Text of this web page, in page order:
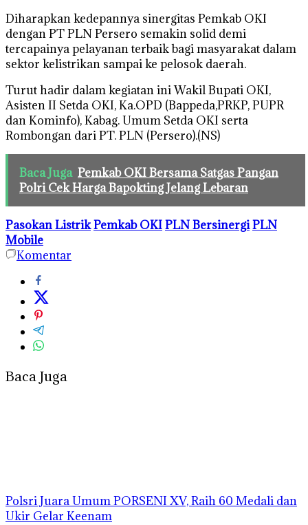
Diharapkan kedepannya sinergitas Pemkab OKI
dengan PT PLN Persero semakin solid demi
tercapainya pelayanan terbaik bagi masyarakat dalam
sektor kelistrikan sampai ke pelosok daerah.
Turut hadir dalam kegiatan ini Wakil Bupati OKI,
Asisten II Setda OKI, Ka.OPD (Bappeda,PRKP, PUPR
dan Kominfo), Kabag. Umum Setda OKI serta
Rombongan dari PT. PLN (Persero).(NS)
Baca Juga Pemkab OKI Bersama Satgas Pangan
Polri Cek Harga Bapokting Jelang Lebaran
Pasokan ListrikPemkab OKIPLN BersinergiPLN
Mobile
Komentar
Baca Juga
Polsri Juara Umum PORSENI XV, Raih 60 Medali dan
Ukir Gelar Keenam